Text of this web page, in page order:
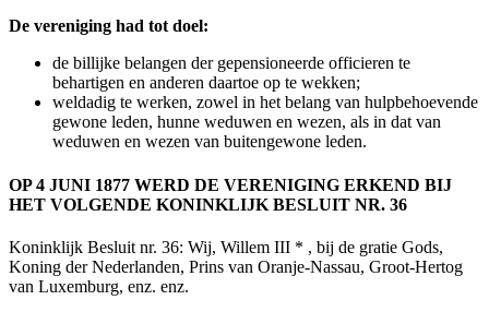
De vereniging had tot doel:
de billijke belangen der gepensioneerde officieren te
behartigen en anderen daartoe op te wekken;
weldadig te werken, zowel in het belang van hulpbehoevende
gewone leden, hunne weduwen en wezen, als in dat van
weduwen en wezen van buitengewone leden.
OP 4 JUNI 1877 WERD DE VERENIGING ERKEND BIJ
HET VOLGENDE KONINKLIJK BESLUIT NR. 36
Koninklijk Besluit nr. 36: Wij, Willem III * , bij de gratie Gods,
Koning der Nederlanden, Prins van Oranje-Nassau, Groot-Hertog
van Luxemburg, enz. enz.